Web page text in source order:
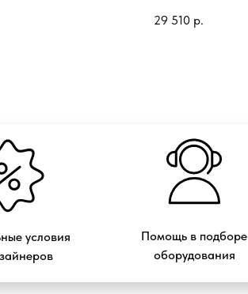
29 510 р.
условия
Помощь в подборе
оборудования